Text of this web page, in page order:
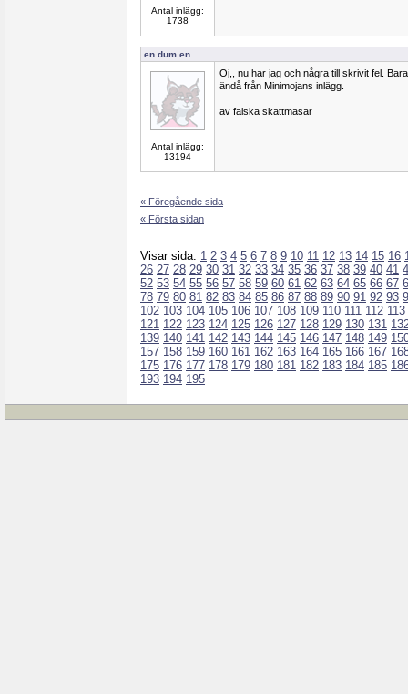
Antal inlägg:
1738
en dum en
Antal inlägg:
13194
Oj,, nu har jag och några till skrivit fel.
ändå från Minimojans inlägg.
av falska skattmasar
« Föregående sida
« Första sidan
Visar sida: 1 2 3 4 5 6 7 8 9 10 11 12 13 14 15 16
26 27 28 29 30 31 32 33 34 35 36 37 38 39 40 41
52 53 54 55 56 57 58 59 60 61 62 63 64 65 66 67
78 79 80 81 82 83 84 85 86 87 88 89 90 91 92 93
102 103 104 105 106 107 108 109 110 111 112 113
121 122 123 124 125 126 127 128 129 130 131
139 140 141 142 143 144 145 146 147 148 149
157 158 159 160 161 162 163 164 165 166 167
175 176 177 178 179 180 181 182 183 184 185
193 194 195